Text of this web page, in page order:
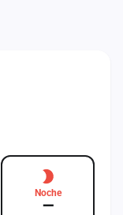
Noche
—